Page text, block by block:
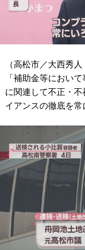
（高松市／大西秀人
「補助金等におい
に関連して不正・
イアンスの徹底を常